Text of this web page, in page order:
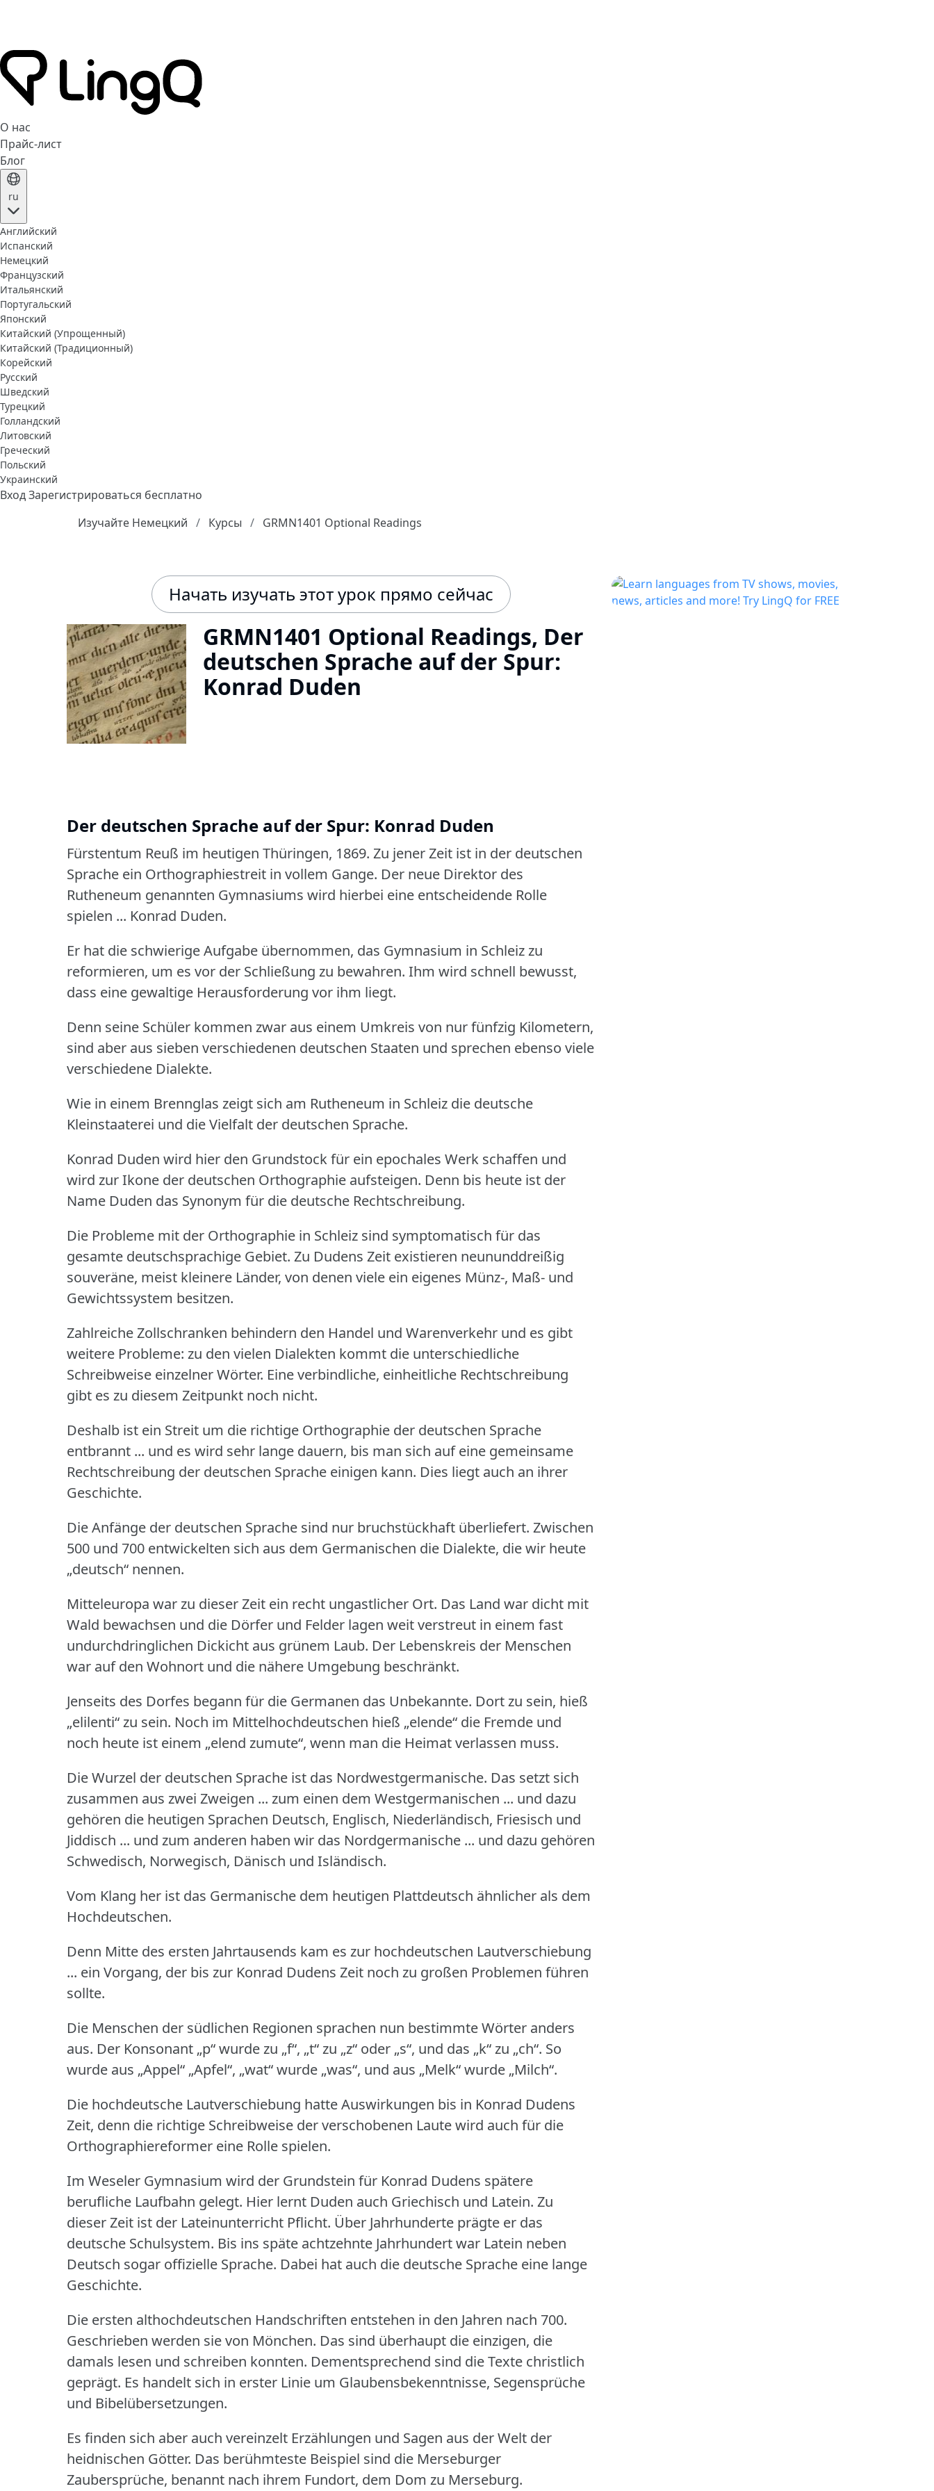
О нас
Прайс-лист
Блог
ru
Английский
Испанский
Немецкий
Французский
Итальянский
Португальский
Японский
Китайский (Упрощенный)
Китайский (Традиционный)
Корейский
Русский
Шведский
Турецкий
Голландский
Литовский
Греческий
Польский
Украинский
ВходЗарегистрироваться бесплатно
Изучайте Немецкий
Курсы GRMN1401 Optional Readings
Начать изучать этот урок прямо сейчас
GRMN1401 Optional Readings, Der
deutschen Sprache auf der Spur:
Konrad Duden
Der deutschen Sprache auf der Spur: Konrad Duden
Fürstentum Reuß im heutigen Thüringen, 1869. Zu jener Zeit ist in der deutschen
Sprache ein Orthographiestreit in vollem Gange. Der neue Direktor des
Rutheneum genannten Gymnasiums wird hierbei eine entscheidende Rolle
spielen ... Konrad Duden.
Er hat die schwierige Aufgabe übernommen, das Gymnasium in Schleiz zu
reformieren, um es vor der Schließung zu bewahren. Ihm wird schnell bewusst,
dass eine gewaltige Herausforderung vor ihm liegt.
Denn seine Schüler kommen zwar aus einem Umkreis von nur fünfzig Kilometern,
sind aber aus sieben verschiedenen deutschen Staaten und sprechen ebenso viele
verschiedene Dialekte.
Wie in einem Brennglas zeigt sich am Rutheneum in Schleiz die deutsche
Kleinstaaterei und die Vielfalt der deutschen Sprache.
Konrad Duden wird hier den Grundstock für ein epochales Werk schaffen und
wird zur Ikone der deutschen Orthographie aufsteigen. Denn bis heute ist der
Name Duden das Synonym für die deutsche Rechtschreibung.
Die Probleme mit der Orthographie in Schleiz sind symptomatisch für das
gesamte deutschsprachige Gebiet. Zu Dudens Zeit existieren neununddreißig
souveräne, meist kleinere Länder, von denen viele ein eigenes Münz-, Maß- und
Gewichtssystem besitzen.
Zahlreiche Zollschranken behindern den Handel und Warenverkehr und es gibt
weitere Probleme: zu den vielen Dialekten kommt die unterschiedliche
Schreibweise einzelner Wörter. Eine verbindliche, einheitliche Rechtschreibung
gibt es zu diesem Zeitpunkt noch nicht.
Deshalb ist ein Streit um die richtige Orthographie der deutschen Sprache
entbrannt ... und es wird sehr lange dauern, bis man sich auf eine gemeinsame
Rechtschreibung der deutschen Sprache einigen kann. Dies liegt auch an ihrer
Geschichte.
Die Anfänge der deutschen Sprache sind nur bruchstückhaft überliefert. Zwischen
500 und 700 entwickelten sich aus dem Germanischen die Dialekte, die wir heute
„deutsch“ nennen.
Mitteleuropa war zu dieser Zeit ein recht ungastlicher Ort. Das Land war dicht mit
Wald bewachsen und die Dörfer und Felder lagen weit verstreut in einem fast
undurchdringlichen Dickicht aus grünem Laub. Der Lebenskreis der Menschen
war auf den Wohnort und die nähere Umgebung beschränkt.
Jenseits des Dorfes begann für die Germanen das Unbekannte. Dort zu sein, hieß
„elilenti“ zu sein. Noch im Mittelhochdeutschen hieß „elende“ die Fremde und
noch heute ist einem „elend zumute“, wenn man die Heimat verlassen muss.
Die Wurzel der deutschen Sprache ist das Nordwestgermanische. Das setzt sich
zusammen aus zwei Zweigen ... zum einen dem Westgermanischen ... und dazu
gehören die heutigen Sprachen Deutsch, Englisch, Niederländisch, Friesisch und
Jiddisch ... und zum anderen haben wir das Nordgermanische ... und dazu gehören
Schwedisch, Norwegisch, Dänisch und Isländisch.
Vom Klang her ist das Germanische dem heutigen Plattdeutsch ähnlicher als dem
Hochdeutschen.
Denn Mitte des ersten Jahrtausends kam es zur hochdeutschen Lautverschiebung
... ein Vorgang, der bis zur Konrad Dudens Zeit noch zu großen Problemen führen
sollte.
Die Menschen der südlichen Regionen sprachen nun bestimmte Wörter anders
aus. Der Konsonant „p“ wurde zu „f“, „t“ zu „z“ oder „s“, und das „k“ zu „ch“. So
wurde aus „Appel“ „Apfel“, „wat“ wurde „was“, und aus „Melk“ wurde „Milch“.
Die hochdeutsche Lautverschiebung hatte Auswirkungen bis in Konrad Dudens
Zeit, denn die richtige Schreibweise der verschobenen Laute wird auch für die
Orthographiereformer eine Rolle spielen.
Im Weseler Gymnasium wird der Grundstein für Konrad Dudens spätere
berufliche Laufbahn gelegt. Hier lernt Duden auch Griechisch und Latein. Zu
dieser Zeit ist der Lateinunterricht Pflicht. Über Jahrhunderte prägte er das
deutsche Schulsystem. Bis ins späte achtzehnte Jahrhundert war Latein neben
Deutsch sogar offizielle Sprache. Dabei hat auch die deutsche Sprache eine lange
Geschichte.
Die ersten althochdeutschen Handschriften entstehen in den Jahren nach 700.
Geschrieben werden sie von Mönchen. Das sind überhaupt die einzigen, die
damals lesen und schreiben konnten. Dementsprechend sind die Texte christlich
geprägt. Es handelt sich in erster Linie um Glaubensbekenntnisse, Segensprüche
und Bibelübersetzungen.
Es finden sich aber auch vereinzelt Erzählungen und Sagen aus der Welt der
heidnischen Götter. Das berühmteste Beispiel sind die Merseburger
Zaubersprüche, benannt nach ihrem Fundort, dem Dom zu Merseburg.